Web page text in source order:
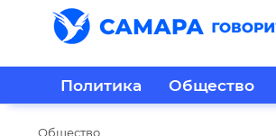
Политика Общество
Общество